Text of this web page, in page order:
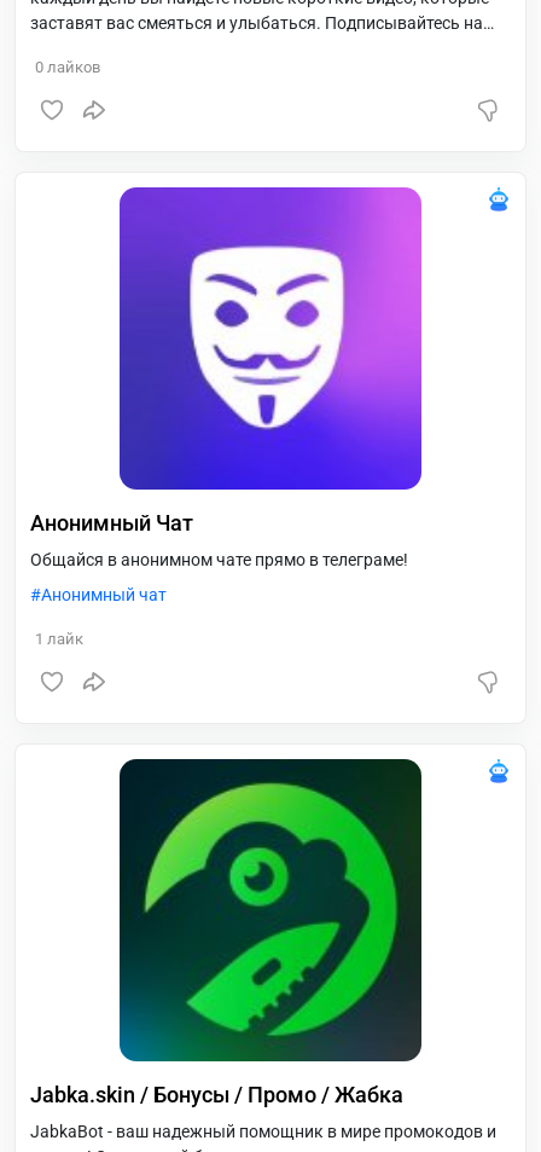
заставят вас смеяться и улыбаться. Подписывайтесь на
0 лайков
Анонимный Чат
Общайся в анонимном чате прямо в телеграме!
Анонимный чат
1 лайк
Jabka.skin / Бонусы / Промо / Жабка
JabkaBot - ваш надежный помощник в мире промокодов и